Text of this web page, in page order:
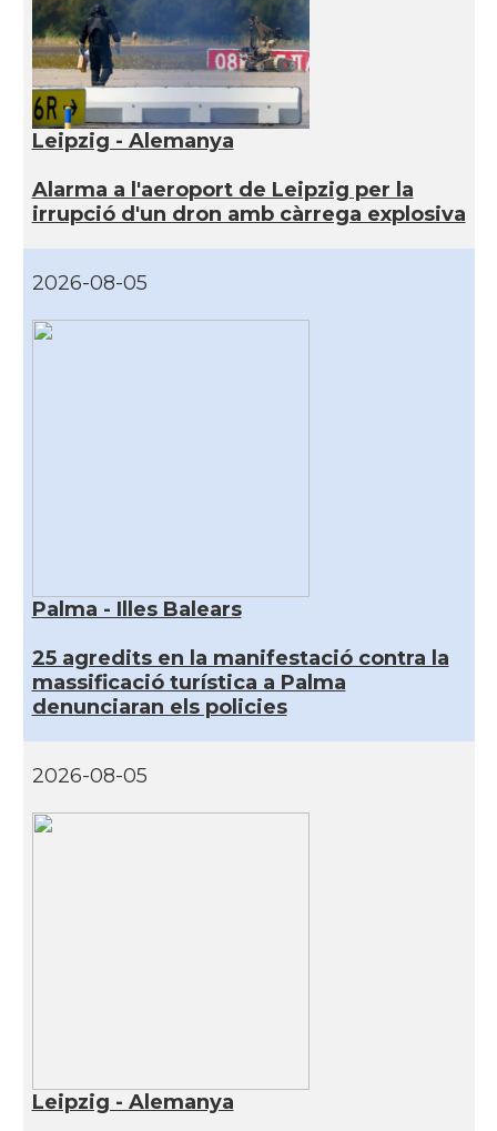
Leipzig - Alemanya
Alarma a l'aeroport de Leipzig per la
irrupció d'un dron amb càrrega explosiva
2026-08-05
Palma - Illes Balears
25 agredits en la manifestació contra la
massificació turística a Palma
denunciaran els policies
2026-08-05
Leipzig - Alemanya